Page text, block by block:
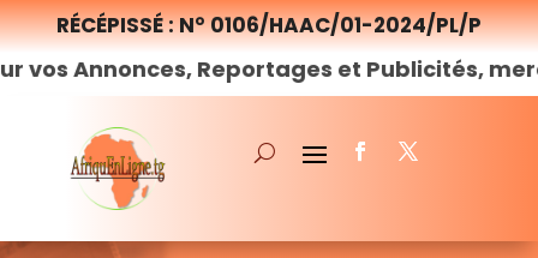
RÉCÉPISSÉ : N° 0106/HAAC/01-2024/PL/P
Reportages et Publicités, merci de